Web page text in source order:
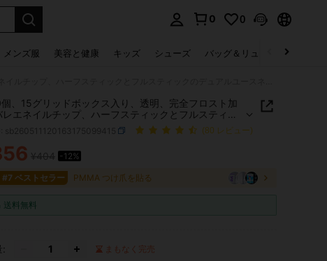
0 0
メンズ服 美容と健康 キッズ シューズ バッグ＆リュック
、15グリッドボックス入り、透明、完全フロスト加
レエネイルチップ、ハーフスティックとフルスティッ
(80 レビュー)
AND AVAILABILITY
-12%
#7 ベストセラー PMMA つけ爪を貼る
送料無料
: まもなく完売